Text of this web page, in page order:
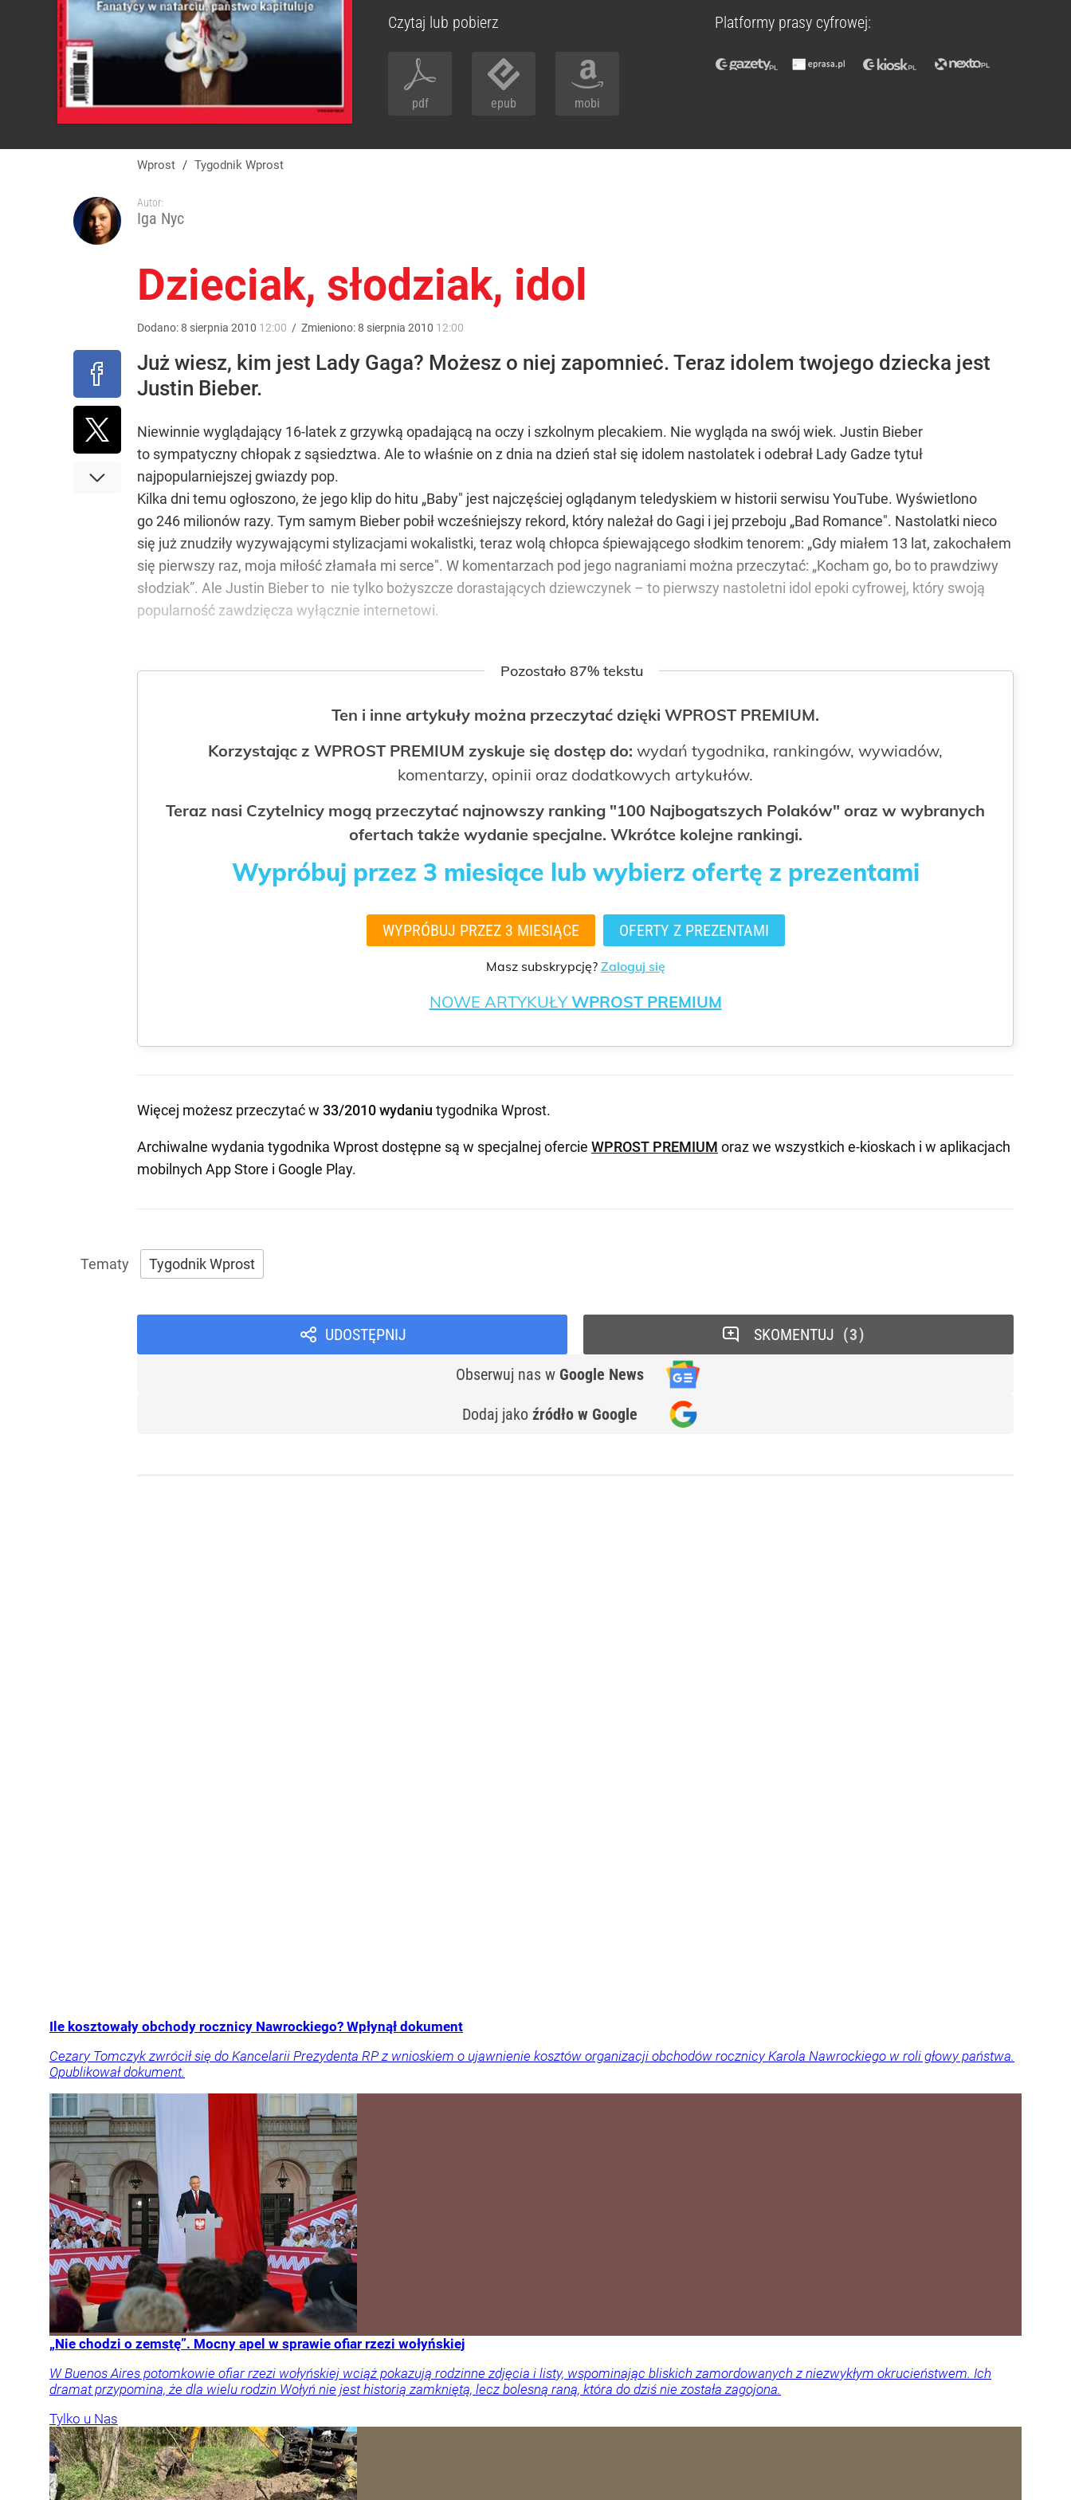
Czytaj lub pobierz
pdf epub mobi
Platformy prasy cyfrowej:
Wprost / Tygodnik Wprost
Autor:
Iga Nyc
Dzieciak, słodziak, idol
Dodano:8 sierpnia 2010 12:00 / Zmieniono:8 sierpnia 2010 12:00
Już wiesz, kim jest Lady Gaga? Możesz o niej zapomnieć. Teraz idolem twojego dziecka jest
Justin Bieber.
Niewinnie wyglądający 16-latek z grzywką opadającą na oczy i szkolnym plecakiem. Nie wygląda na swój wiek. Justin Bieber
to sympatyczny chłopak z sąsiedztwa. Ale to właśnie on z dnia na dzień stał się idolem nastolatek i odebrał Lady Gadze tytuł
najpopularniejszej gwiazdy pop.
Kilka dni temu ogłoszono, że jego klip do hitu „Baby" jest najczęściej oglądanym teledyskiem w historii serwisu YouTube. Wyświetlono
go 246 milionów razy. Tym samym Bieber pobił wcześniejszy rekord, który należał do Gagi i jej przeboju „Bad Romance". Nastolatki nieco
się już znudziły wyzywającymi stylizacjami wokalistki, teraz wolą chłopca śpiewającego słodkim tenorem: „Gdy miałem 13 lat, zakochałem
się pierwszy raz, moja miłość złamała mi serce". W komentarzach pod jego nagraniami można przeczytać: „Kocham go, bo to prawdziwy
słodziak”. Ale Justin Bieber to nie tylko bożyszcze dorastających dziewczynek – to pierwszy nastoletni idol epoki cyfrowej, który swoją
popularność zawdzięcza wyłącznie internetowi.
Pozostało 87% tekstu
Ten i inne artykuły można przeczytać dzięki WPROST PREMIUM.
Korzystając z WPROST PREMIUM zyskuje się dostęp do: wydań tygodnika, rankingów, wywiadów,
komentarzy, opinii oraz dodatkowych artykułów.
Teraz nasi Czytelnicy mogą przeczytać najnowszy ranking "100 Najbogatszych Polaków" oraz w wybranych
ofertach także wydanie specjalne. Wkrótce kolejne rankingi.
Wypróbuj przez 3 miesiące lub wybierz ofertę z prezentami
WYPRÓBUJ PRZEZ 3 MIESIĄCE OFERTY Z PREZENTAMI
Masz subskrypcję? Zaloguj się
NOWE ARTYKUŁYWPROST PREMIUM
Więcej możesz przeczytać w 33/2010 wydaniu tygodnika Wprost.
Archiwalne wydania tygodnika Wprost dostępne są w specjalnej ofercie WPROST PREMIUM oraz we wszystkich e-kioskach i w aplikacjach
mobilnych App Store i Google Play.
Tygodnik Wprost
UDOSTĘPNIJ
Obserwuj nas w Google News
Dodaj jako źródło w Google
SKOMENTUJ 3
Ile kosztowały obchody rocznicy Nawrockiego? Wpłynął dokument
Cezary Tomczyk zwrócił się do Kancelarii Prezydenta RP z wnioskiem o ujawnienie kosztów organizacji obchodów rocznicy Karola Nawrockiego w roli głowy państwa.
Opublikował dokument.
„Nie chodzi o zemstę”. Mocny apel w sprawie ofiar rzezi wołyńskiej
W Buenos Aires potomkowie ofiar rzezi wołyńskiej wciąż pokazują rodzinne zdjęcia i listy, wspominając bliskich zamordowanych z niezwykłym okrucieństwem. Ich
dramat przypomina, że dla wielu rodzin Wołyń nie jest historią zamkniętą, lecz bolesną raną, która do dziś nie została zagojona.
Tylko u Nas